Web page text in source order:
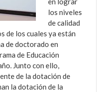
los niveles
de calidad
de los cuales ya están
de doctorado en
de Educación
Junto con ello,
de la dotación de
la dotación de la